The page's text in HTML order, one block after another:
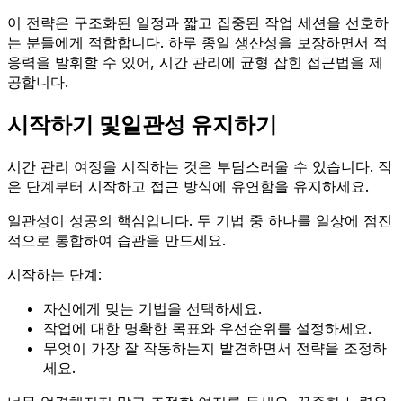
이 전략은 구조화된 일정과 짧고 집중된 작업 세션을 선호하
는 분들에게 적합합니다. 하루 종일 생산성을 보장하면서 적
응력을 발휘할 수 있어, 시간 관리에 균형 잡힌 접근법을 제
공합니다.
시작하기 및일관성 유지하기
시간 관리 여정을 시작하는 것은 부담스러울 수 있습니다. 작
은 단계부터 시작하고 접근 방식에 유연함을 유지하세요.
일관성이 성공의 핵심입니다. 두 기법 중 하나를 일상에 점진
적으로 통합하여 습관을 만드세요.
시작하는 단계:
자신에게 맞는 기법을 선택하세요.
작업에 대한 명확한 목표와 우선순위를 설정하세요.
무엇이 가장 잘 작동하는지 발견하면서 전략을 조정하
세요.